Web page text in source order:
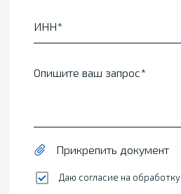
ИНН
Опишите ваш запрос
Прикрепить документ
Даю согласие на обработку